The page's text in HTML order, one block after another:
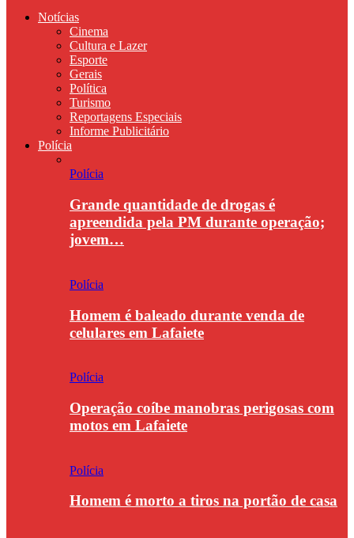
Notícias
Cinema
Cultura e Lazer
Esporte
Gerais
Política
Turismo
Reportagens Especiais
Informe Publicitário
Polícia
Polícia
Grande quantidade de drogas é
apreendida pela PM durante operação;
jovem…
Polícia
Homem é baleado durante venda de
celulares em Lafaiete
Polícia
Operação coíbe manobras perigosas com
motos em Lafaiete
Polícia
Homem é morto a tiros na portão de casa